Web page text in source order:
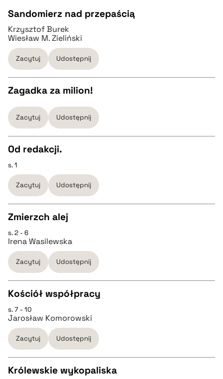
Sandomierz nad przepaścią
Krzysztof Burek
Wiesław M. Zieliński
Zacytuj Udostępnij
CZYSTY TEKST
pobierz cytat
BIBTEX
pobierz cytat
Zagadka za milion!
Zacytuj Udostępnij
CZYSTY TEKST
pobierz cytat
BIBTEX
pobierz cytat
Od redakcji.
s. 1
Zacytuj Udostępnij
CZYSTY TEKST
pobierz cytat
BIBTEX
pobierz cytat
Zmierzch alej
s. 2 - 6
Irena Wasilewska
Zacytuj Udostępnij
CZYSTY TEKST
pobierz cytat
BIBTEX
Kościół współpracy
s. 7 - 10
Jarosław Komorowski
Zacytuj Udostępnij
Królewskie wykopaliska